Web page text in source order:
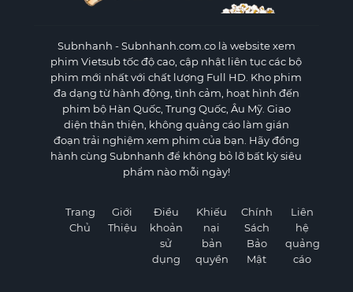
Subnhanh - Subnhanh.com.co là website xem
phim Vietsub tốc độ cao, cập nhật liên tục các bộ
phim mới nhất với chất lượng Full HD. Kho phim
đa dạng từ hành động, tình cảm, hoạt hình đến
phim bộ Hàn Quốc, Trung Quốc, Âu Mỹ. Giao
diện thân thiện, không quảng cáo làm gián
đoạn trải nghiệm xem phim của bạn. Hãy đồng
hành cùng Subnhanh để không bỏ lỡ bất kỳ siêu
phẩm nào mỗi ngày!
Trang
Chủ
Giới
Thiệu
Điều
khoản
sử
dụng
Khiếu
nại
bản
quyền
Chính
Sách
Bảo
Mật
Liên
hệ
quảng
cáo